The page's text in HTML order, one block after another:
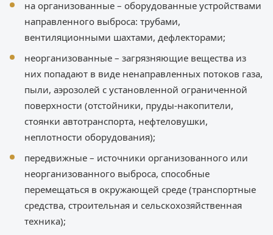
на организованные – оборудованные устройствами
направленного выброса: трубами,
вентиляционными шахтами, дефлекторами;
неорганизованные – загрязняющие вещества из
них попадают в виде ненаправленных потоков газа,
пыли, аэрозолей с установленной ограниченной
поверхности (отстойники, пруды-накопители,
стоянки автотранспорта, нефтеловушки,
неплотности оборудования);
передвижные – источники организованного или
неорганизованного выброса, способные
перемещаться в окружающей среде (транспортные
средства, строительная и сельскохозяйственная
техника);